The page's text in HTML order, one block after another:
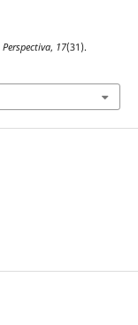
Perspectiva, 17(31).